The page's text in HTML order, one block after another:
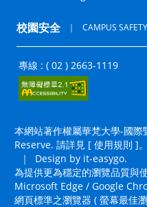
校園安全 ｜ CAMPUS SAFETY
專線 : ( 02 ) 2663-1119
本網站著作權屬華梵大學-國
Reserve. 請詳見 [ 使用規則 ]。
｜
Design by it-easygo.
為提供更為穩定的瀏覽品質與
Microsoft Edge / Google
網頁標準之瀏覽器 ( 螢幕最佳